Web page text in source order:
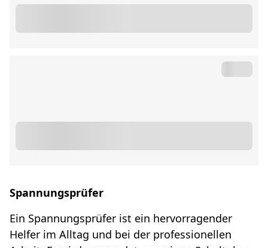
Spannungsprüfer
Ein Spannungsprüfer ist ein hervorragender
Helfer im Alltag und bei der professionellen